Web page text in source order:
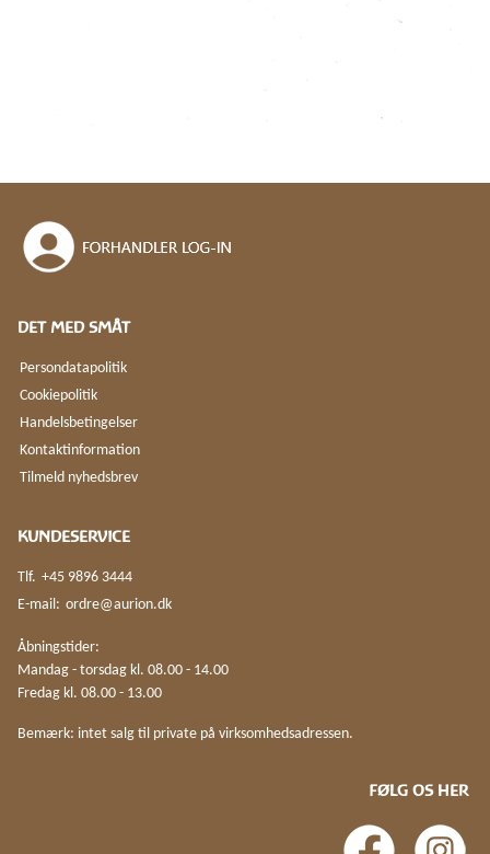
DET MED SMÅT
Persondatapolitik
Cookiepolitik
Handelsbetingelser
Kontaktinformation
Tilmeld nyhedsbrev
KUNDESERVICE
Tlf. +45 9896 3444
E-mail: ordre@aurion.dk
Åbningstider:
Mandag - torsdag kl. 08.00 - 14.00
Fredag kl. 08.00 - 13.00
Bemærk: intet salg til private på virksomhedsadressen.
FØLG OS HER